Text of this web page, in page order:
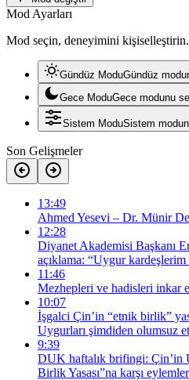
Mod Ayarları
Mod seçin, deneyimini kişiselleştirin.
Gündüz ModuGündüz
Gece ModuGece modunu
Sistem ModuSistem
Son Gelişmeler
13:49
Ahmed Yesevi – Dr. Münir
12:28
Diyanet Akademisi Başkanı
açıklama: “Uygur kardeşlerim
11:46
Mezhepleri ve hadisleri inkar
10:07
İşgalci Çin’in “etnik birlik”
Uygurları şimdiden olumsuz
9:39
DUK haftalık brifingi: Çin’in
Birlik Yasası”na karşı eylemler